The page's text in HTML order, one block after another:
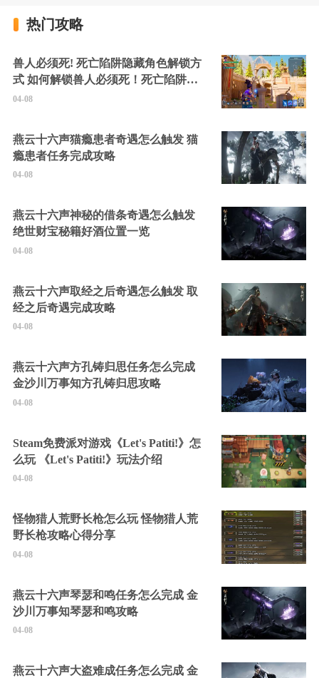
热门攻略
兽人必须死! 死亡陷阱隐藏角色解锁方
式 如何解锁兽人必须死！死亡陷阱中
的隐藏角色
04-08
燕云十六声猫瘾患者奇遇怎么触发 猫
瘾患者任务完成攻略
04-08
燕云十六声神秘的借条奇遇怎么触发
绝世财宝秘籍好酒位置一览
04-08
燕云十六声取经之后奇遇怎么触发 取
经之后奇遇完成攻略
04-08
燕云十六声方孔铸归思任务怎么完成
金沙川万事知方孔铸归思攻略
04-08
Steam免费派对游戏《Let's Patiti!》怎
么玩 《Let's Patiti!》玩法介绍
04-08
怪物猎人荒野长枪怎么玩 怪物猎人荒
野长枪攻略心得分享
04-08
燕云十六声琴瑟和鸣任务怎么完成 金
沙川万事知琴瑟和鸣攻略
04-08
燕云十六声大盗难成任务怎么完成 金